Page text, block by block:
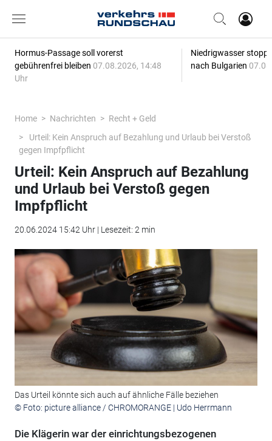
Hormus-Passage soll vorerst
gebührenfrei bleiben 07.08.2026, 14:48
Uhr
Niedrigwasser
nach Bulgarien
Home Nachrichten
Recht + Geld
Urteil: Kein Anspruch auf Bezahlung und Urlaub bei Verstoß
gegen Impfpflicht
Urteil: Kein Anspruch auf Bezahlung
und Urlaub bei Verstoß gegen
Impfpflicht
20.06.2024 15:42 Uhr | Lesezeit: 2 min
Das Urteil könnte sich auch auf ähnliche Fälle beziehen
© Foto: picture alliance / CHROMORANGE | Udo Herrmann
Die Klägerin war der einrichtungsbezogenen